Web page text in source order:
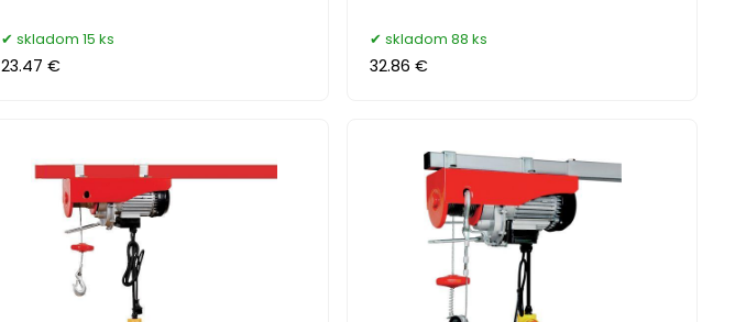
skladom 15 ks
23.47 €
skladom 88 ks
32.86 €